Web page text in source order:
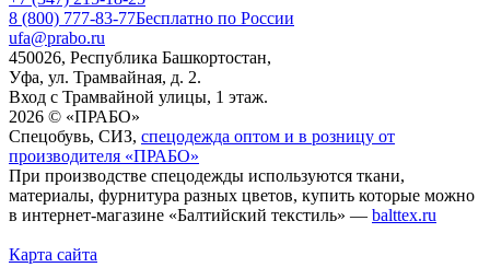
8 (800) 777-83-77Бесплатно по России
ufa@prabo.ru
450026, Республика Башкортостан,
Уфа, ул. Трамвайная, д. 2.
Вход с Трамвайной улицы, 1 этаж.
2026 © «ПРАБО»
Спецобувь, СИЗ, спецодежда оптом и в розницу от
производителя «ПРАБО»
При производстве спецодежды используются ткани,
материалы, фурнитура разных цветов, купить которые можно
в интернет-магазине «Балтийский текстиль» — balttex.ru
Карта сайта